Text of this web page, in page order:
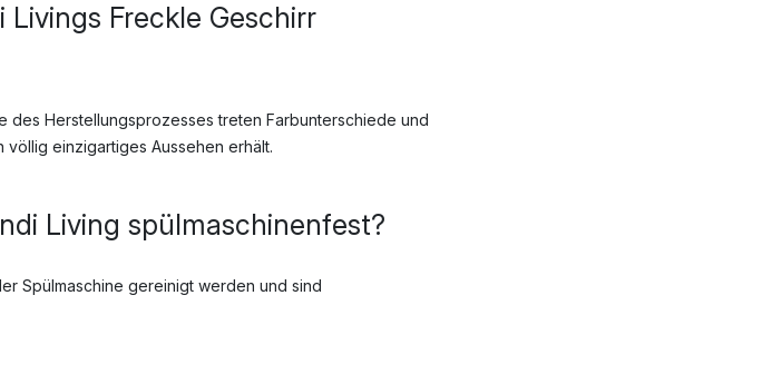
Freckle Geschirr
des Herstellungsprozesses treten Farbunterschiede und
einzigartiges Aussehen erhält.
Living spülmaschinenfest?
Spülmaschine gereinigt werden und sind